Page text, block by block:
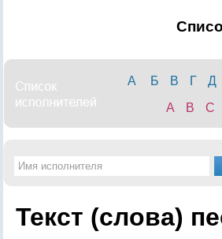
А Б В Г
Д
A
B C
Текст (слова)